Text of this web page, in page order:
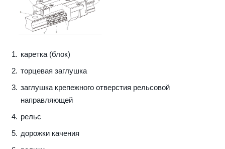
каретка (блок)
торцевая заглушка
заглушка крепежного отверстия рельсовой
направляющей
рельс
дорожки качения